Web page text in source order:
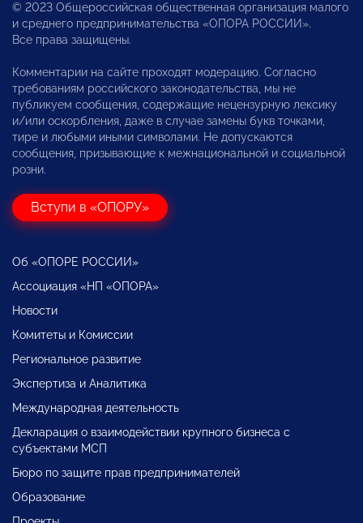
© 2023 Общероссийская общественная организация малого
и среднего предпринимательства «ОПОРА РОССИИ».
Все права защищены.
Комментарии на сайте проходят модерацию. Согласно
требованиям российского законодательства, мы не
публикуем сообщения, содержащие нецензурную лексику
и/или оскорбления, даже в случае замены букв точками,
тире и любыми иными символами. Не допускаются
сообщения, призывающие к межнациональной и социальной
розни.
Вступи в «ОПОРУ»
Об «ОПОРЕ РОССИИ»
Ассоциация «НП «ОПОРА»
Новости
Комитеты и Комиссии
Региональное развитие
Экспертиза и Аналитика
Международная деятельность
Декларация о взаимодействии крупного бизнеса с
субъектами МСП
Бюро по защите прав предпринимателей
Образование